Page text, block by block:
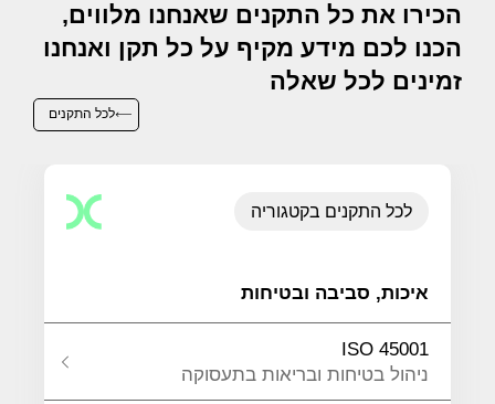
הכירו את כל התקנים שאנחנו מלווים,
הכנו לכם מידע מקיף על כל תקן ואנחנו
זמינים לכל שאלה
לכל התקנים
לכל התקנים בקטגוריה
איכות, סביבה ובטיחות
ISO 45001
ניהול בטיחות ובריאות בתעסוקה